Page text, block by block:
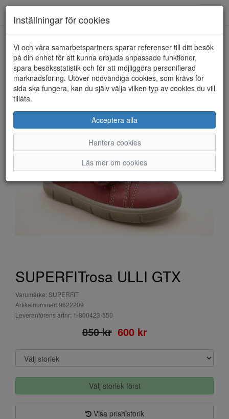
HEM SUPERFIT
SUPERFITrosa ULLI GTX
Varumärke: SUPERFIT
Artikelnummer: 9622209
Leverantörens artnr: 1-800423-550
850 kr 600 kr
Välj storlek först
Visa prishistorik
Inställningar för cookies
Vi och våra samarbetspartners sparar referenser till ditt besök
på din enhet för att kunna erbjuda anpassade funktioner,
spara besöksstatistik och för att möjliggöra personifierad
marknadsföring. Utöver nödvändiga cookies, som krävs för
sida ska fungera, kan du själv välja vilken typ av cookies du vill
tillåta.
Acceptera alla
Hantera cookies
Läs mer om cookies